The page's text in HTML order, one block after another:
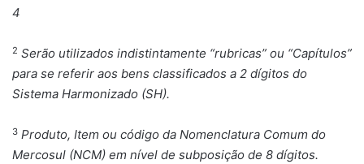
4
2 Serão utilizados indistintamente “rubricas” ou “Capítulos”
para se referir aos bens classificados a 2 dígitos do
Sistema Harmonizado (SH).
3 Produto, Item ou código da Nomenclatura Comum do
Mercosul (NCM) em nível de subposição de 8 dígitos.